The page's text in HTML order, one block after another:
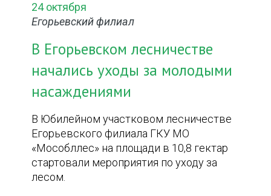
24 октября
Егорьевский филиал
В Егорьевском лесничестве
начались уходы за молодыми
насаждениями
В Юбилейном участковом лесничестве
Егорьевского филиала ГКУ МО
«Мособллес» на площади в 10,8 гектар
стартовали мероприятия по уходу за
лесом.